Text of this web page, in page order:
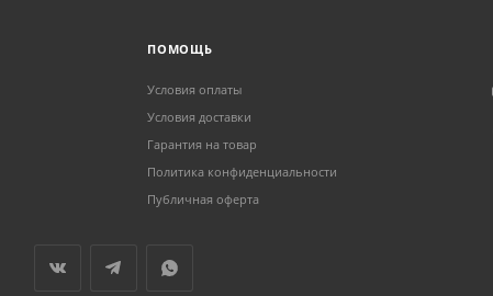
ПОМОЩЬ
Условия оплаты
Условия доставки
Гарантия на товар
Политика конфиденциальности
Публичная оферта